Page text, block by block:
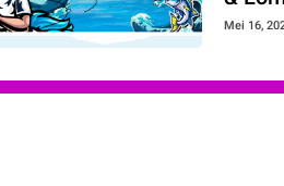
Mei 16,